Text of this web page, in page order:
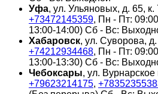
Уфа, ул. Ульяновых, д. 65, к.
+73472145359, Пн - Пт:
13:00-14:00) Сб - Вс:
Хабаровск, ул. Суворова,
+74212934468, Пн - Пт:
13:00-13:30) Сб - Вс:
Чебоксары, ул.
+79623214175,